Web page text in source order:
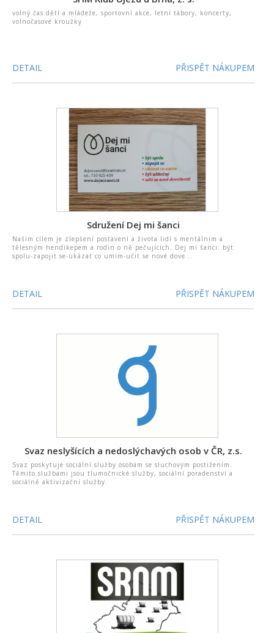
volný čas dětí a mládeže, sportovní akce, letní tábory, koncerty,
volnočasové kroužky
DETAIL PŘISPĚT NÁKUPEM
Sdružení Dej mi šanci
Naším cílem je zlepšení postavení a života lidí s mentálním a
tělesným hendikepem a rodin o ně pečujících. Dej mi šanci: být
spolu-zapojit se-ukázat co umím-učit se nové dove...
DETAIL PŘISPĚT NÁKUPEM
Svaz neslyšících a nedoslýchavých osob v ČR, z.s.
Svaz poskytuje sociální služby osobám se sluchovým postižením.
Těmito službami jsou tlumočnické služby, sociální poradenství a
sociálně aktivizační služby.
DETAIL PŘISPĚT NÁKUPEM